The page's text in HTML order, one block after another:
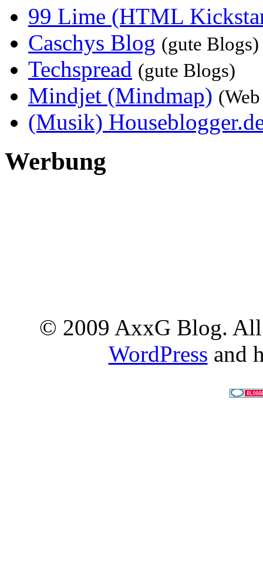
99 Lime (HTML
Caschys Blog (gute Blogs)
Techspread (gute Blogs)
Mindjet (Mindmap)
(Musik)
Werbung
© 2009 AxxG Blog. All
WordPress and